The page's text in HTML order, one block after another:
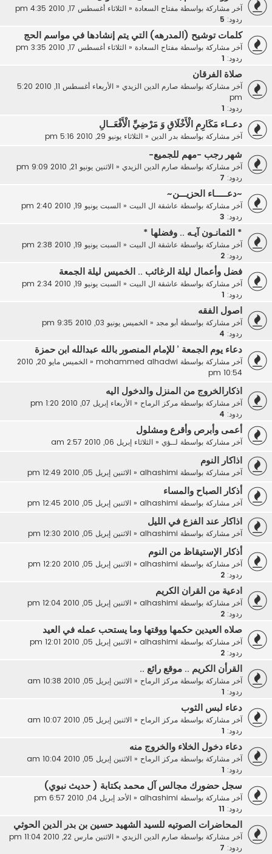
آخر مشاركة بواسطة مفتاح السعادة« الثلاثاء أغسطس 17, 2010 4:35 pm
ردود: 5
كلمات توشيح (المدرهه) التي يتم إنشادها في مواسم الحج
آخر مشاركة بواسطة مفتاح السعادة« الثلاثاء أغسطس 17, 2010 3:35 pm
ردود:
صلاة الفرقان
آخر مشاركة بواسطة صارم الدين الزيدي«
الأربعاء أغسطس 11, 2010 5:20
pm
ردود:
دعــاء مَكَارِمِ الْأَخْلَاقِ وَ مَرْضِيِّ الْأَفْعَــالِ
آخر مشاركة بواسطة بدر الدين« الثلاثاء يونيو 29, 2010 5:16 pm
شهر رجب -مهم للجميع-
آخر مشاركة بواسطة صارم الدين الزيدي« الاثنين يونيو 21, 2010 9:09 pm
ردود: 7
~دعـــــاء الحزيـــن~
آخر مشاركة بواسطة عاشقة ال البيت« السبت يونيو 19, 2010 2:40 pm
ردود: 3
* الثمانـون آيـه .. وفضلها *
آخر مشاركة بواسطة عاشقة ال البيت« السبت يونيو 19, 2010 2:38 pm
ردود: 2
فضل وأعمال ليلة الرغائب .. الخميس ليلة الجمعة
آخر مشاركة بواسطة عاشقة ال البيت« السبت يونيو 19, 2010 2:34 pm
ردود:
اصول الفقه
آخر مشاركة بواسطة أبو مجد« الخميس يونيو 03, 2010 9:35 pm
ردود: 4
دعاء يوم الجمعة ’ للإمام المنصور بالله عبدالله ابن حمزة
آخر مشاركة بواسطة mohammed alhadwi
«
الخميس مايو 20, 2010
10:54 pm
اذكارالخروج من المنزل والدخول اليه
آخر مشاركة بواسطة مركز الرماح« الأربعاء إبريل 07, 2010 1:20 pm
ردود: 4
أعمى وأبرص وأقرع ومشلول
آخر مشاركة بواسطة لــؤي« الثلاثاء إبريل 06, 2010 2:57 am
اذاكار النوم
آخر مشاركة بواسطة alhashimi
« الاثنين إبريل 05, 2010 12:49 pm
أذكار الصباح والمساء
آخر مشاركة بواسطة alhashimi
« الاثنين إبريل 05, 2010 12:45 pm
اذاكار عند الفزع في الليل
آخر مشاركة بواسطة alhashimi
« الاثنين إبريل 05, 2010 12:30 pm
أذكار الإستيقاظ من النوم
آخر مشاركة بواسطة alhashimi
« الاثنين إبريل 05, 2010 12:20 pm
ردود: 2
ادعية من القران الكريم
آخر مشاركة بواسطة alhashimi
« الاثنين إبريل 05, 2010 12:04 pm
ردود: 2
صلاه العيدين حكمها ووقتها وما يستحب عمله في العيد
آخر مشاركة بواسطة alhashimi
« الاثنين إبريل 05, 2010 12:01 pm
ردود: 2
القرأن الكريم .. موقع رائع ..
آخر مشاركة بواسطة مركز الرماح« الاثنين إبريل 05, 2010 10:38 am
ردود:
دعاء لبس الثوب
آخر مشاركة بواسطة مركز الرماح« الاثنين إبريل 05, 2010 10:07 am
ردود:
دعاء دخول الخلاء والخروج منه
آخر مشاركة بواسطة مركز الرماح« الاثنين إبريل 05, 2010 10:04 am
ردود:
سجل حضورك مجالس آل محمد بكتابة ( حديث نبوي)
آخر مشاركة بواسطة alhashimi
« الأحد إبريل 04, 2010 6:57 pm
ردود: 11
المحاضرات الصوتيه للسيد الشهيد حسين بن بدر الدين الحوثي
آخر مشاركة بواسطة صارم الدين الزيدي« الاثنين مارس 22, 2010 11:04 pm
ردود: 7